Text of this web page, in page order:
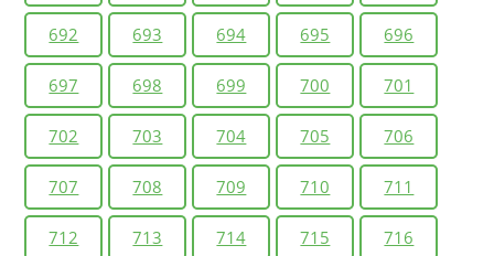
692 693 694 695 696
697 698 699 700 701
702 703 704 705 706
707 708 709 710 711
712 713 714 715 716